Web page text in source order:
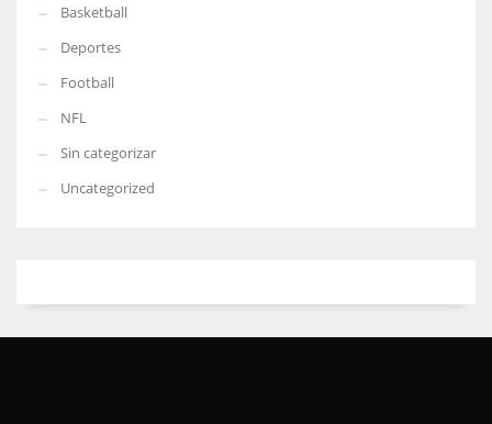
Basketball
Deportes
Football
NFL
Sin categorizar
Uncategorized